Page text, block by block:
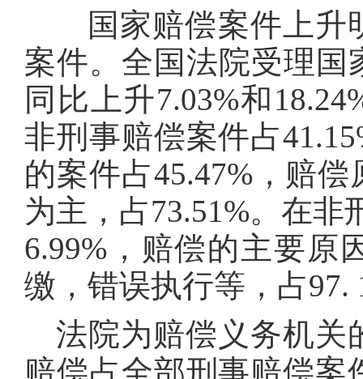
国家赔偿案件上升
案件。全国法院受理国
同比上升7.03%和
非刑事赔偿案件占
的案件占45.47%，赔
为主，占73.51%。在
6.99%，赔偿的主要原
缴，错误执行等，占97.
法院为赔偿义务机关
赔偿占全部刑事赔偿案